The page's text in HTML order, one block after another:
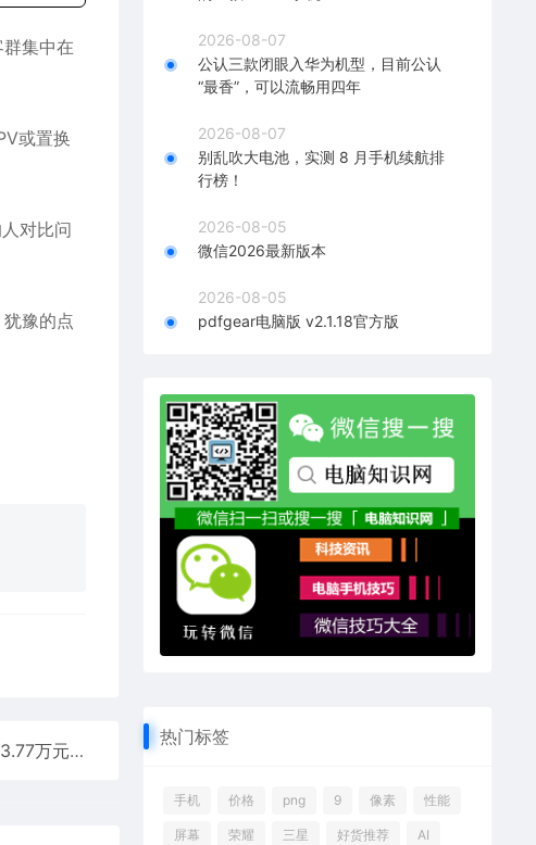
集中在
或置换
对比问
豫的点
法系颜值天花板！新雪铁龙凡尔赛上市：定价13.77万元
2026-08-07
公认三款闭眼入华为机型，目前公认
“最香”，可以流畅用四年
2026-08-07
别乱吹大电池，实测 8 月手机续航排
行榜！
2026-08-05
微信2026最新版本
2026-08-05
pdfgear电脑版 v2.1.18官方版
热门标签
手机 价格 png 9 像素 性能
屏幕 荣耀 三星 好货推荐 AI